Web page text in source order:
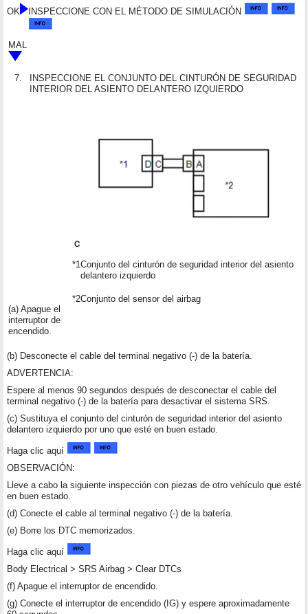
OK INSPECCIONE CON EL MÉTODO DE SIMULACIÓN
MAL
7.
INSPECCIONE EL CONJUNTO DEL CINTURÓN DE SEGURIDAD
INTERIOR DEL ASIENTO DELANTERO IZQUIERDO
(a) Apague el
interruptor de
encendido.
*1 Conjunto del cinturón de seguridad interior del asiento
delantero izquierdo
*2Conjunto del sensor del airbag
(b) Desconecte el cable del terminal negativo (-) de la batería.
ADVERTENCIA:
Espere al menos 90 segundos después de desconectar el cable del
terminal negativo (-) de la batería para desactivar el sistema SRS.
(c) Sustituya el conjunto del cinturón de seguridad interior del asiento
delantero izquierdo por uno que esté en buen estado.
Haga clic aquí
OBSERVACIÓN:
Lleve a cabo la siguiente inspección con piezas de otro vehículo que esté
en buen estado.
(d) Conecte el cable al terminal negativo (-) de la batería.
(e) Borre los DTC memorizados.
Haga clic aquí
Body Electrical > SRS Airbag > Clear DTCs
(f) Apague el interruptor de encendido.
(g) Conecte el interruptor de encendido (IG) y espere aproximadamente